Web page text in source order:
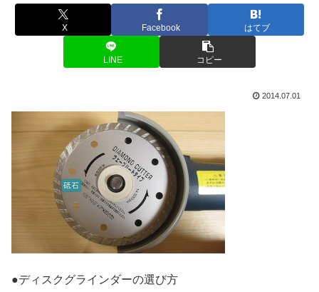
X Facebook はてブ
LINE コピー
2014.07.01
●ディスクグラインダーの選び方